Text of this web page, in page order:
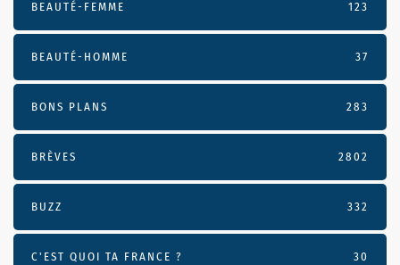
BEAUTÉ-FEMME 123
BEAUTÉ-HOMME 37
BONS PLANS 283
BRÈVES 2802
BUZZ 332
C'EST QUOI TA FRANCE ? 30